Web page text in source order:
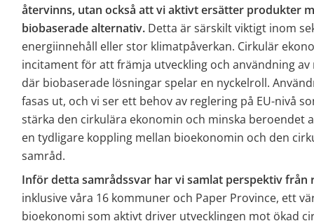
återvinns, utan också att vi aktivt ersätter produkter
biobaserade alternativ. Detta är särskilt viktigt inom
energiinnehåll eller stor klimatpåverkan. Cirkulär
incitament för att främja utveckling och användning
där biobaserade lösningar spelar en nyckelroll.
fasas ut, och vi ser ett behov av reglering på EU-nivå
stärka den cirkulära ekonomin och minska beroendet
en tydligare koppling mellan bioekonomin och den
samråd.
Inför detta samrådssvar har vi samlat perspektiv från
inklusive våra 16 kommuner och Paper Province, ett
bioekonomi som aktivt driver utvecklingen mot ökad